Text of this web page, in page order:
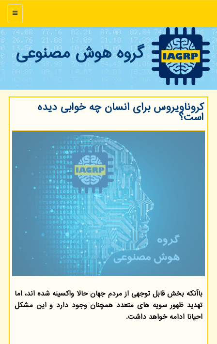
منو
گروه هوش مصنوعی
کروناویروس برای انسان چه خوابی دیده
است؟
باآنکه بخش قابل توجهی از مردم جهان حالا واکسینه شده اند، اما
تهدید ظهور سویه های متعدد همچنان وجود دارد و این مشکل
احیانا ادامه خواهد داشت.